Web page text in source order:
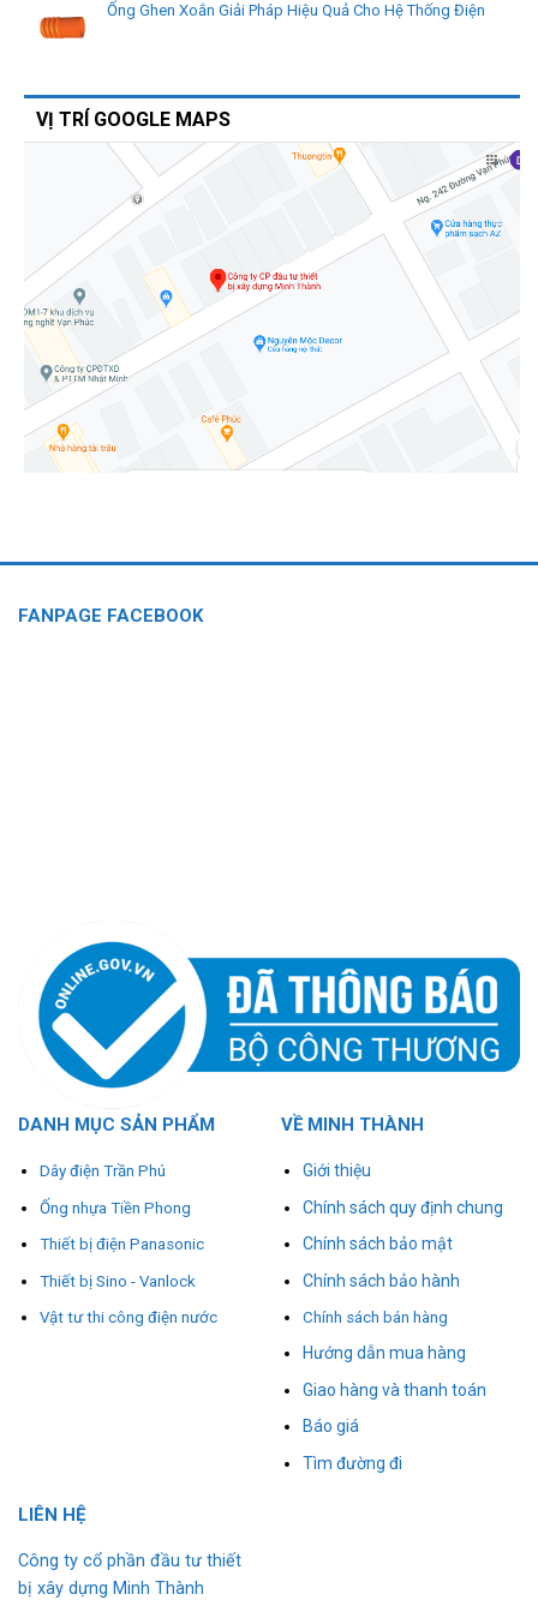
Ống Ghen Xoắn Giải Pháp Hiệu Quả Cho Hệ Thống Điện
VỊ TRÍ GOOGLE MAPS
FANPAGE FACEBOOK
DANH MỤC SẢN PHẨM
Dây điện Trần Phú
Ống nhựa Tiền Phong
Thiết bị điện Panasonic
Thiết bị Sino - Vanlock
Vật tư thi công điện nước
VỀ MINH THÀNH
Giới thiệu
Chính sách quy định chung
Chính sách bảo mật
Chính sách bảo hành
Chính sách bán hàng
Hướng dẫn mua hàng
Giao hàng và thanh toán
Báo giá
Tìm đường đi
L ÊN HỆ
Công ty cổ phần đầu tư thiết
bị xây dựng Minh Thành